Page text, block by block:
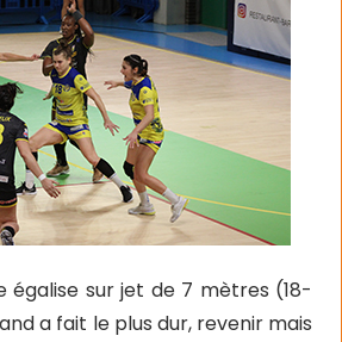
égalise sur jet de 7 mètres (18-
a fait le plus dur, revenir mais